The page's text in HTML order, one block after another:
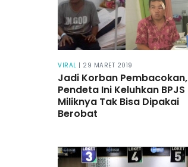
VIRAL | 29 MARET 2019
Jadi Korban Pembacokan,
Pendeta Ini Keluhkan BPJS
Miliknya Tak Bisa Dipakai
Berobat